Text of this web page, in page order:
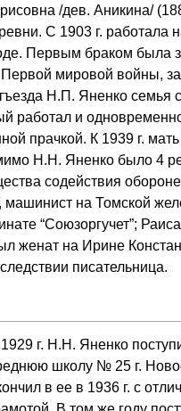
/дев. Аникина/
C 1903 г. работала
Первым браком была
мировой войны,
Н.П. Яненко семья
работал и
прачкой. К 1939 г.
Н.Н. Яненко было 4
содействия
машинист на Томской
“Союзоргучет”;
женат на Ирине
писательница.
г. Н.Н. Яненко
школу № 25 г.
в ее в 1936 г. с